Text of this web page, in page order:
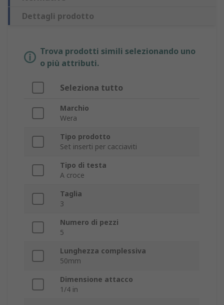
Dettagli prodotto
Trova prodotti simili selezionando uno
o più attributi.
Seleziona tutto
Marchio
Wera
Tipo prodotto
Set inserti per cacciaviti
Tipo di testa
A croce
Taglia
3
Numero di pezzi
5
Lunghezza complessiva
50mm
Dimensione attacco
1/4 in